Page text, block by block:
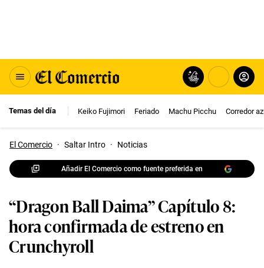
Temas del día Keiko Fujimori Feriado Machu Picchu Corredor
El Comercio · Saltar Intro · Noticias
Añadir El Comercio como fuente preferida en
“Dragon Ball Daima” Capítulo 8:
hora confirmada de estreno en
Crunchyroll